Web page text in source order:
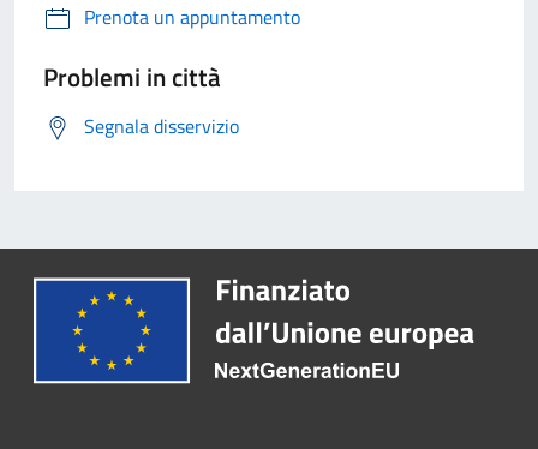
Prenota un appuntamento
Problemi in città
Segnala disservizio